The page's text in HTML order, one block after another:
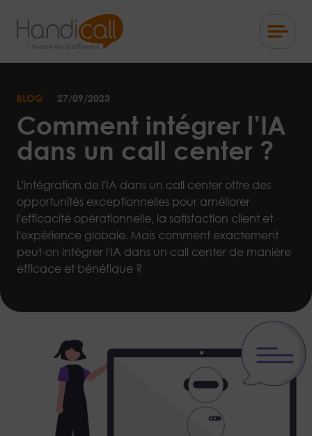
content
différence
BLOG 27/09/2023
Comment intégrer l’IA
dans un call center ?
L'intégration de l'IA dans un call center offre des
opportunités exceptionnelles pour améliorer
l'efficacité opérationnelle, la satisfaction client et
l'expérience globale. Mais comment exactement
peut-on intégrer l'IA dans un call center de manière
efficace et bénéfique ?